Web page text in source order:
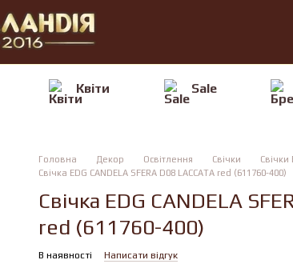
Квiти Sale
Головна Декор Освітлення Свічки
Свічки
Свічка EDG CANDELA SFERA D08 LACCATA red (611760-400)
Свічка EDG CANDELA
red (611760-400)
В наявності Написати відгук